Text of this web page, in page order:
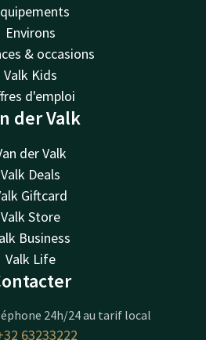
Environs
& occasions
Valk Kids
d'emploi
der Valk
der Valk
Valk Deals
Giftcard
Valk Store
Business
Valk Life
24h/24 au tarif local
63233222